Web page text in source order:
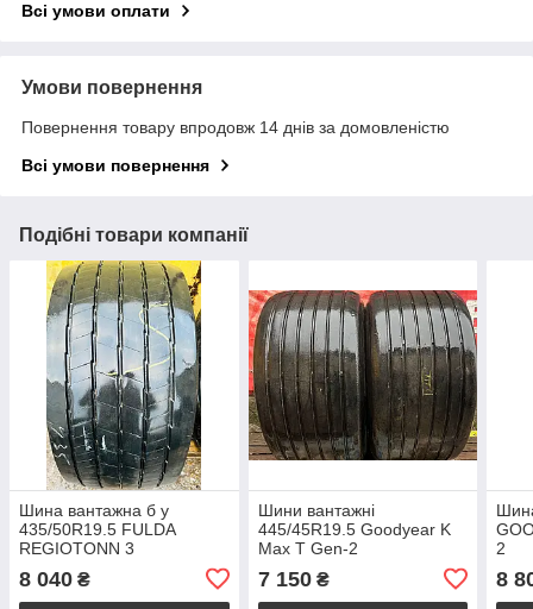
Всі умови оплати
Умови повернення
Повернення товару впродовж 14 днів за домовленістю
Всі умови повернення
Подібні товари компанії
Шина вантажна б у
435/50R19.5 FULDA
REGIOTONN 3
8 040 ₴
Шини вантажні
445/45R19.5 Goodyear K
Max T Gen-2
7 150₴
2
8